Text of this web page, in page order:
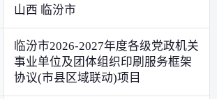
山西 临汾市
临汾市2026-2027年度各级党政机关
事业单位及团体组织印刷服务框架
协议(市县区域联动)项目